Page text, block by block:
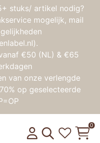
stuks/ artikel nodig?
mogelijk, mail
€50 (NL) & €65
van onze verlengde
op geselecteerde
Toggle
0